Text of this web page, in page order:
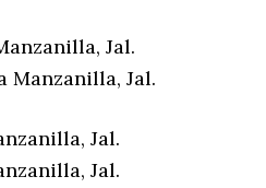
Jal.
Manzanilla, Jal.
Jal.
Jal.